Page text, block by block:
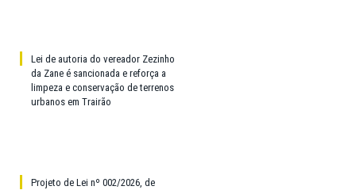
Lei de autoria do vereador Zezinho
da Zane é sancionada e reforça a
limpeza e conservação de terrenos
urbanos em Trairão
Projeto de Lei nº 002/2026, de